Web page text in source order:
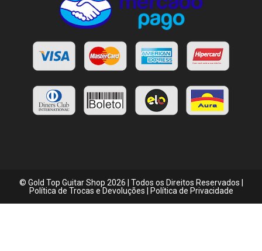
© Gold Top Guitar Shop 2026 | Todos os Direitos Reservados |
Política de Trocas e Devoluções
Política de Privacidade